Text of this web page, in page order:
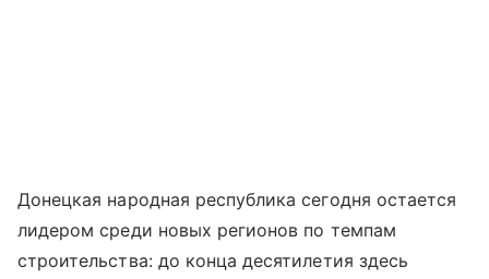
Донецкая народная республика сегодня остается
лидером среди новых регионов по темпам
строительства: до конца десятилетия здесь